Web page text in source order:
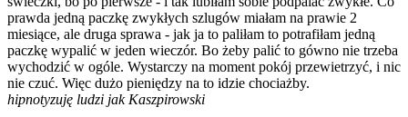
prawda jedną paczkę zwykłych szlugów miałam na prawie 2
miesiące, ale druga sprawa - jak ja to paliłam to potrafiłam jedną
paczkę wypalić w jeden wieczór. Bo żeby palić to gówno nie trzeba
wychodzić w ogóle. Wystarczy na moment pokój przewietrzyć, i nic
nie czuć. Więc dużo pieniędzy na to idzie chociażby.
hipnotyzuję ludzi jak Kaszpirowski